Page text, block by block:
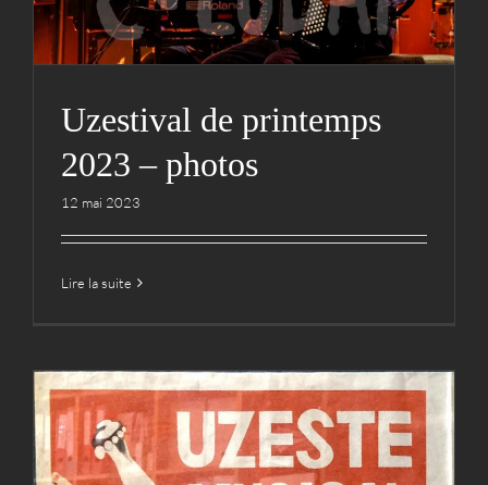
Uzestival de printemps
2023 – photos
12 mai 2023
Lire la suite